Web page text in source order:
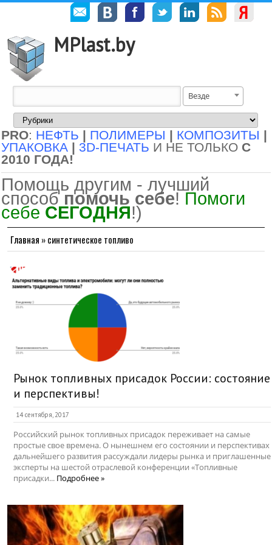
MPlast.by
Везде
PRO: НЕФТЬ | ПОЛИМЕРЫ | КОМПОЗИТЫ |
УПАКОВКА | 3D-ПЕЧАТЬ И НЕ ТОЛЬКО С
2010 ГОДА!
Помощь другим - лучший
способ помочь себе! Помоги
себе СЕГОДНЯ!)
Главная »синтетическое топливо
Рынок топливных присадок России: состояние
и перспективы!
14 сентября, 2017
Российский рынок топливных присадок переживает на самые
простые свое времена. О нынешнем его состоянии и перспективах
дальнейшего развития рассуждали лидеры рынка и приглашенные
эксперты на шестой отраслевой конференции «Топливные
присадки... Подробнее »